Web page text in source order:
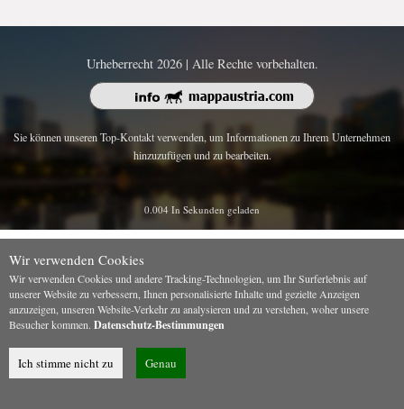
Urheberrecht 2026 | Alle Rechte vorbehalten.
Sie können unseren Top-Kontakt verwenden, um Informationen zu Ihrem Unternehmen
hinzuzufügen und zu bearbeiten.
0.004 In Sekunden geladen
Wir verwenden Cookies
Wir verwenden Cookies und andere Tracking-Technologien, um Ihr Surferlebnis auf
unserer Website zu verbessern, Ihnen personalisierte Inhalte und gezielte Anzeigen
anzuzeigen, unseren Website-Verkehr zu analysieren und zu verstehen, woher unsere
Besucher kommen. Datenschutz-Bestimmungen
Ich stimme nicht zu Genau